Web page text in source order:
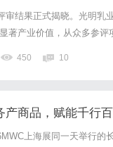
结果正式揭晓。光明乳
著产业价值，从众多参
创新成果一等奖后，再
团“第一届职工优秀创新
450 10
商品，赋能千行百
上海展同一天举行的